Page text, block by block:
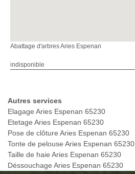
Abattage d'arbres Aries Espenan
indisponible
Autres services
Elagage Aries Espenan 65230
Etetage Aries Espenan 65230
Pose de clôture Aries Espenan 65230
Tonte de pelouse Aries Espenan 65230
Taille de haie Aries Espenan 65230
Déssouchage Aries Espenan 65230